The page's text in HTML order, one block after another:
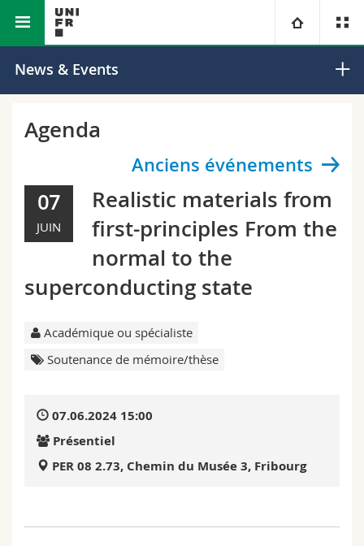
Université
Recherche
Université
Formation continue
Droit
Sciences économiques et sociales et management
Lettres et sciences humaines
Sciences de l'éducation et de la formation
Interfacultaire
Futurs étudiants
Etudiants
Médias
Chercheurs
Doctorants
Ressources
Annuaire du personnel
Plan d'accès
Bibliothèques
Programme des cours
MyUnifr
Faculté des sciences et de
Département de
News & Events
Agenda
Anciens événements
07
JUIN
Realistic materials from
first-principles From the
normal to the
superconducting state
Académique ou spécialiste
Soutenance de mémoire/thèse
07.06.2024 15:00
Présentiel
PER 08 2.73, Chemin du Musée 3, Fribourg